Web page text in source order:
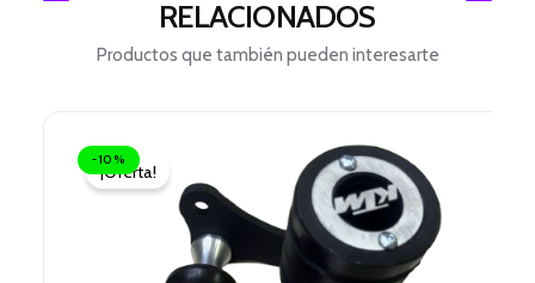
RELACIONADOS
Productos que también pueden interesarte
-10%
¡Oferta!
precio
original
era:
$ 161.000.
precio
actual
es:
$ 144.900.